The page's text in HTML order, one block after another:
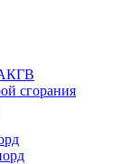
сгорания